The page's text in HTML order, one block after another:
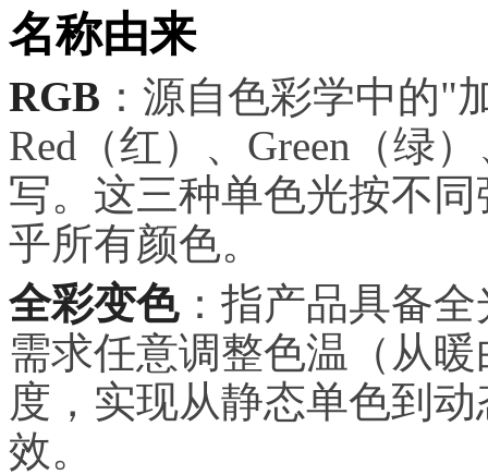
名称由来
RGB ：源自色彩学中的"
Red（红）、Green（绿
写。这三种单色光按不
乎所有颜色。
全彩变色：指产品具备
需求任意调整色温（从
度，实现从静态单色到
效。